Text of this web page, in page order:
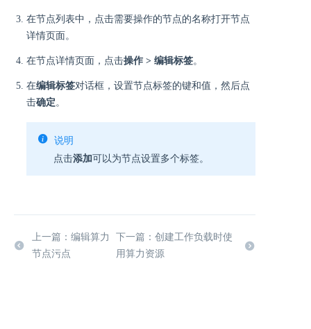
在节点列表中，点击需要操作的节点的名称打开节点
详情页面。
在节点详情页面，点击操作 > 编辑标签。
在编辑标签对话框，设置节点标签的键和值，然后点
击确定。
说明
点击添加可以为节点设置多个标签。
上一篇：编辑算力
节点污点
下一篇：创建工作负载时使
用算力资源